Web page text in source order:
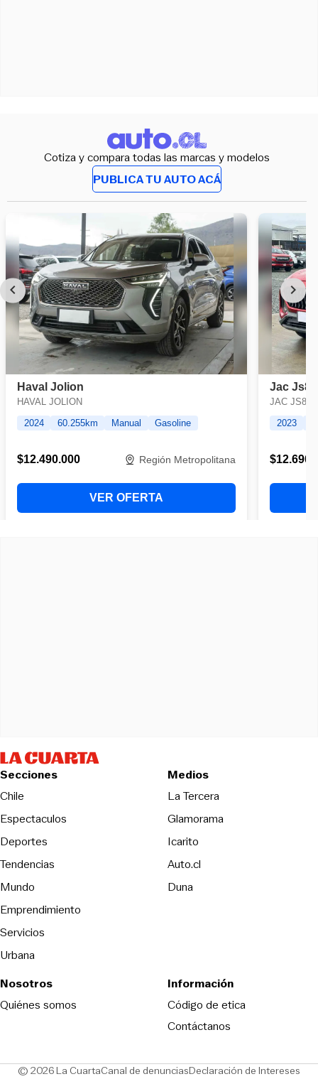
Cotiza y compara todas las marcas y modelos
PUBLICA TU AUTO ACÁ
Secciones
Chile
Espectaculos
Deportes
Tendencias
Mundo
Emprendimiento
Servicios
Urbana
Medios
La TerceraOpens in new
Glamorama
Icarito
Auto.cl
DunaOpens in new window
Nosotros
Quiénes somos
Información
Código de eticaOpens in new
Contáctanos
© 2026 La CuartaCanal de denunciasOpens in new window
Declaración de Intereses